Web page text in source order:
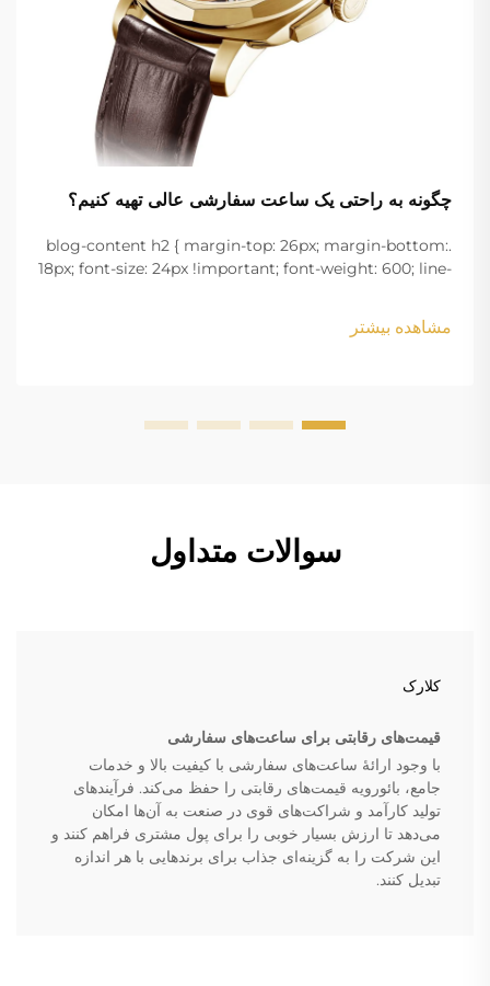
چگونه به راحتی یک ساعت سفارشی عالی تهیه کنیم؟
.blog-content h2 { margin-top: 26px; margin-bottom:
18px; font-size: 24px !important; font-weight: 600; line-
margin-bottom: 18px; font-size: 20px !important; font-
w...
مشاهده بیشتر
سوالات متداول
کلارک
قیمت‌های رقابتی برای ساعت‌های سفارشی
با وجود ارائهٔ ساعت‌های سفارشی با کیفیت بالا و خدمات
جامع، بائورویه قیمت‌های رقابتی را حفظ می‌کند. فرآیندهای
تولید کارآمد و شراکت‌های قوی در صنعت به آن‌ها امکان
می‌دهد تا ارزش بسیار خوبی را برای پول مشتری فراهم کنند و
این شرکت را به گزینه‌ای جذاب برای برندهایی با هر اندازه
تبدیل کنند.